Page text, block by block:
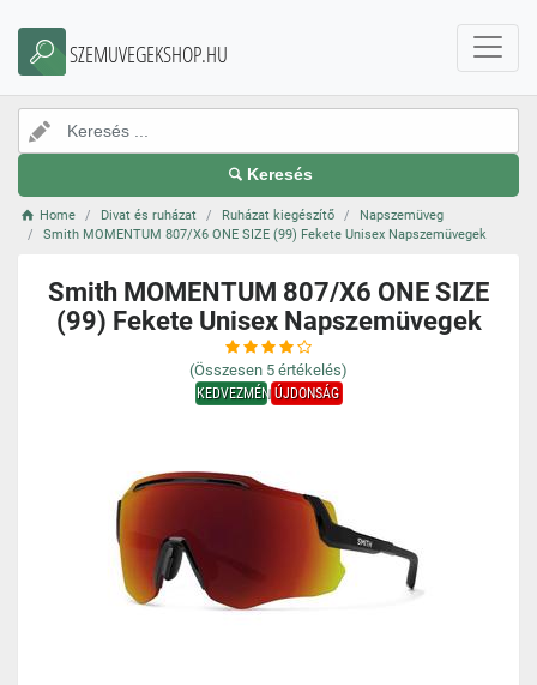
SZEMUVEGEKSHOP.HU
Keresés
Home Divat és ruházat Ruházat kiegészítő
Napszemüveg
Smith MOMENTUM 807/X6 ONE SIZE (99) Fekete Unisex Napszemüvegek
Smith MOMENTUM 807/X6 ONE SIZE
(99) Fekete Unisex Napszemüvegek
(Összesen 5 értékelés)
KEDVEZMÉNYÚJDONSÁG